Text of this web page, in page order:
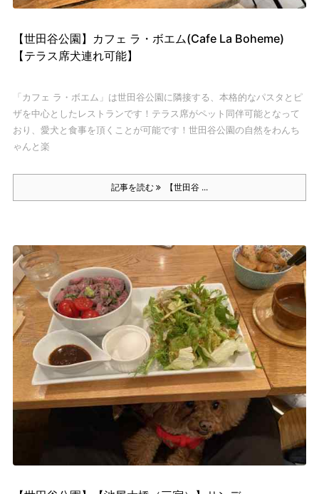
【世田谷公園】カフェ ラ・ボエム(Cafe La Boheme)
【テラス席犬連れ可能】
「カフェ ラ・ボエム」は世田谷公園に隣接する、本格的なパスタとピ
ザを中心としたレストランです！ テラス席がペット同伴可能となって
おり、愛犬と食事を頂くことが可能です！ 世田谷公園の自然をわんち
ゃんと楽
記事を読む 【世田谷 ...